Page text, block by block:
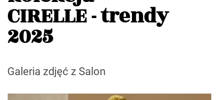
CIRELLE - trendy
2025
Galeria zdjęć z Salon